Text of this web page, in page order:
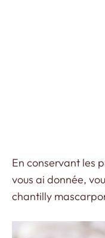
En conservant les
vous ai donnée,
chantilly